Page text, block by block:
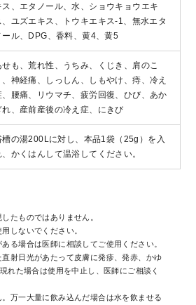
ス、エタノール、水、ショウキョウエキ
、ユズエキス、トウキエキス-1、無水エタ
ール、DPG、香料、黄4、黄5
せも、荒れ性、うちみ、くじき、肩のこ
、神経痛、しっしん、しもやけ、痔、冷え
、腰痛、リウマチ、疲労回復、ひび、あか
れ、産前産後の冷え症、にきび
槽の湯200Lに対し、本品1袋（25g）を入
、かくはんして温浴してください。
たものではありません。
しないでください。
る場合は医師に相談してご使用ください。
射日光があたって皮膚に発疹、発赤、かゆ
れた場合は使用を中止し、医師にご相談く
万一大量に飲み込んだ場合は水を飲ませる